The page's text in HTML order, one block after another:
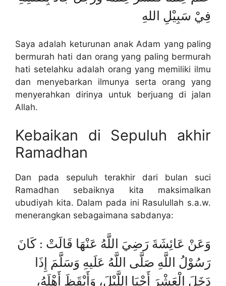
فِيْ سَبِيْلِ اللهِ
Saya adalah keturunan anak Adam yang paling
bermurah hati dan orang yang paling bermurah
hati setelahku adalah orang yang memiliki ilmu
dan menyebarkan ilmunya serta orang yang
menyerahkan dirinya untuk berjuang di jalan
Allah.
Kebaikan di Sepuluh akhir
Ramadhan
Dan pada sepuluh terakhir dari bulan suci
Ramadhan sebaiknya kita maksimalkan
ubudiyah kita. Dalam pada ini Rasulullah s.a.w.
menerangkan sebagaimana sabdanya:
وَعَنْ عَائِشَةَ رَضِيَ اللَّهُ عَنْهَا قَالَتْ : كَانَ
رَسُوْلُ اللَّهِ صَلَّى اللَّهُ عَلَيهِ وَسَلَّمَ إِذَا
دَخَلَ الْعَشْرَ أَحْيَا اللَّيْلَ، وَأَيْقَظَ أَهْلَهُ،